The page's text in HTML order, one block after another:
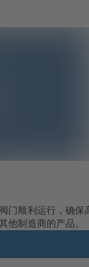
门顺利运行，确保
他制造商的产品。